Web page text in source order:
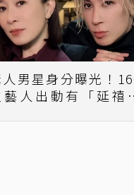
人男星身分曝光！
藝人出動有「延禧